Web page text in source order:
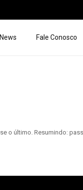
Fale Conosco
o último. Resumindo: